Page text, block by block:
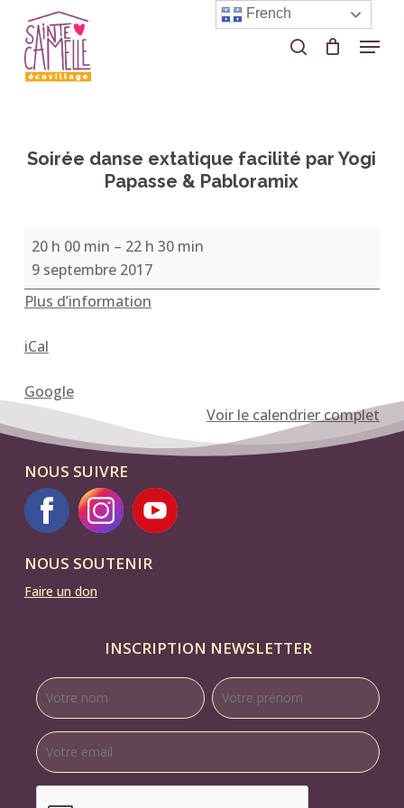
main
content
search Menu
Soirée danse extatique facilité par Yogi
Papasse & Pabloramix
Soirée
danse
extatique
facilité
Yogi
&
Pabloramix
20 h 00 min – 22 h 30 min
9 septembre 2017
Plus d’information
iCal
Google
Voir le calendrier complet
NOUS SUIVRE
NOUS SOUTENIR
Faire un don
INSCRIPTION NEWSLETTER
Close
French